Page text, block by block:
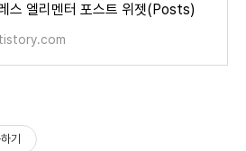
스 엘리멘터 포스트 위젯(Posts)
기